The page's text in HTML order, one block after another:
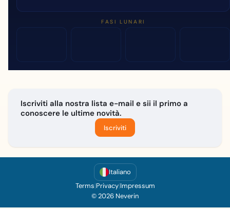
FASI LUNARI
Iscriviti alla nostra lista e-mail e sii il primo a
conoscere le ultime novità.
Iscriviti
Italiano
Terms|Privacy|Impressum
© 2026 Neverin